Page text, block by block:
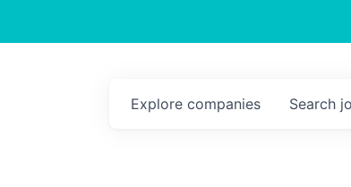
Search
Explore companies